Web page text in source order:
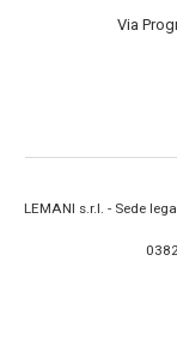
Via
LEMANI s.r.l. - Sede